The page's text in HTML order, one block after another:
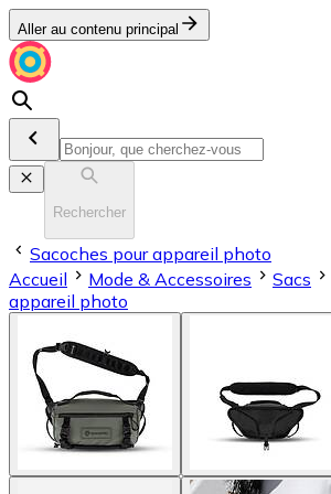
Aller au contenu principal
Rechercher
Sacoches pour appareil photo
Accueil
Mode & Accessoires Sacs
appareil photo